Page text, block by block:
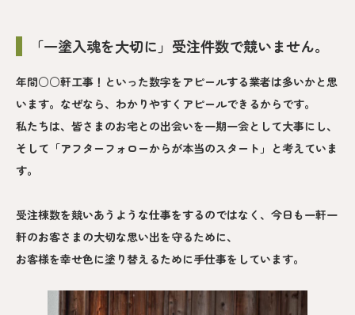
「一塗入魂を大切に」受注件数で競いません。
年間○○軒工事！といった数字をアピールする業者は多いかと思
います。なぜなら、わかりやすくアピールできるからです。
私たちは、皆さまのお宅との出会いを一期一会として大事にし、
そして「アフターフォローからが本当のスタート」と考えていま
す。
受注棟数を競いあうような仕事をするのではなく、今日も一軒一
軒のお客さまの大切な思い出を守るために、
お客様を幸せ色に塗り替えるために手仕事をしています。